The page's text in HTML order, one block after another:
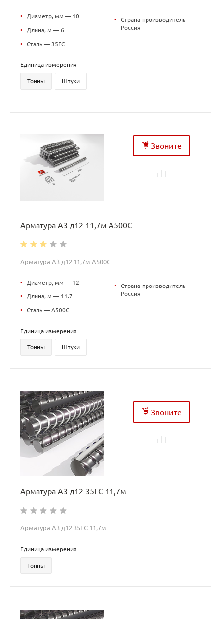
• Диаметр, мм — 10
• Длина, м — 6
• Сталь — 35ГС
•
Страна-производитель —
Россия
Единица измерения
Тонны Штуки
Звоните
Арматура А3 д12 11,7м А500С
Арматура А3 д12 11,7м А500С
• Диаметр, мм — 12
• Длина, м — 11.7
• Сталь — А500С
•
Страна-производитель —
Россия
Единица измерения
Тонны Штуки
Звоните
Арматура А3 д12 35ГС 11,7м
Арматура А3 д12 35ГС 11,7м
Единица измерения
Тонны